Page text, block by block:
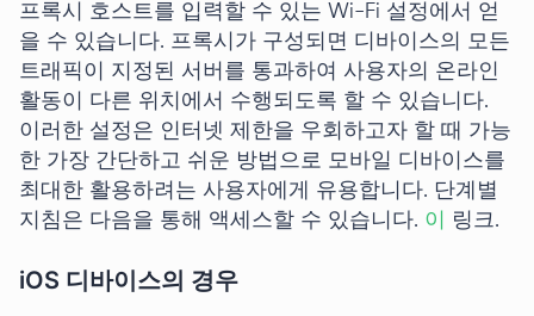
프록시 호스트를 입력할 수 있는 Wi-Fi 설정에서 얻
을 수 있습니다. 프록시가 구성되면 디바이스의 모든
트래픽이 지정된 서버를 통과하여 사용자의 온라인
활동이 다른 위치에서 수행되도록 할 수 있습니다.
이러한 설정은 인터넷 제한을 우회하고자 할 때 가능
한 가장 간단하고 쉬운 방법으로 모바일 디바이스를
최대한 활용하려는 사용자에게 유용합니다. 단계별
지침은 다음을 통해 액세스할 수 있습니다. 이 링크.
iOS 디바이스의 경우